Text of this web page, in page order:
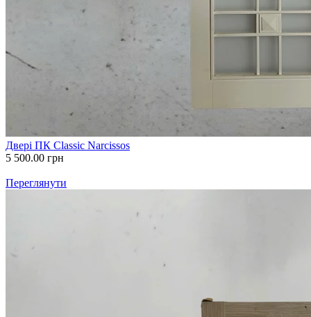
Двері ПК Classic Narcissos
5 500.00 грн
Переглянути